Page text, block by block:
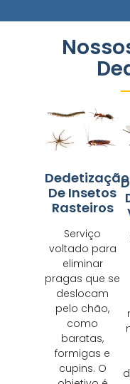
Dedetização
De Insetos
Rasteiros
Serviço
voltado para
eliminar
pragas que se
deslocam
pelo chão,
como
baratas,
formigas e
cupins. O